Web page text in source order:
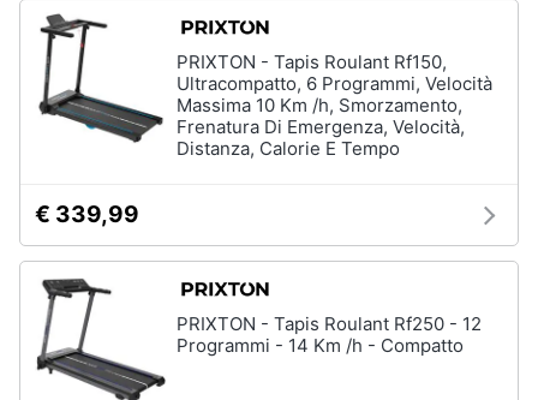
Torcia
Borraccia
termica
Vedi
PRIXTON - Tapis Roulant Rf150,
Ultracompatto, 6 Programmi, Velocità
Massima 10 Km /h, Smorzamento,
Frenatura Di Emergenza, Velocità,
Distanza, Calorie E Tempo
€ 339,99
PRIXTON - Tapis Roulant Rf250 - 12
Programmi - 14 Km /h - Compatto